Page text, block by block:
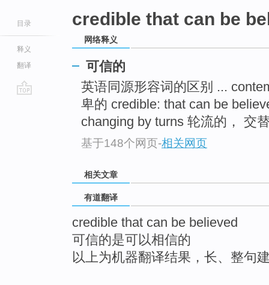
目录
释义
翻译
credible that can be
网络释义
可信的
英语同源形容词的区别 ...
卑的 credible: that can be
changing by turns 轮流的， 交
基于148个网页-相关网页
相关文章
有道翻译
credible that can be believed
可信的是可以相信的
以上为机器翻译结果，长、整句